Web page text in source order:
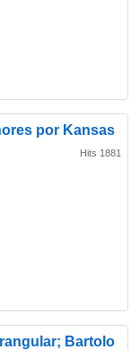
por Kansas
Hits 1881
Bartolo